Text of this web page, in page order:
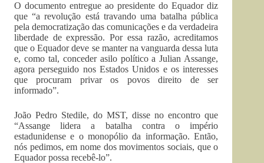
O documento entregue ao presidente do Equador diz
que “a revolução está travando uma batalha pública
pela democratização das comunicações e da verdadeira
liberdade de expressão. Por essa razão, acreditamos
que o Equador deve se manter na vanguarda dessa luta
e, como tal, conceder asilo político a Julian Assange,
agora perseguido nos Estados Unidos e os interesses
que procuram privar os povos direito de ser
informado”.
João Pedro Stedile, do MST, disse no encontro que
“Assange lidera a batalha contra o império
estadunidense e o monopólio da informação. Então,
nós pedimos, em nome dos movimentos sociais, que o
Equador possa recebê-lo”.